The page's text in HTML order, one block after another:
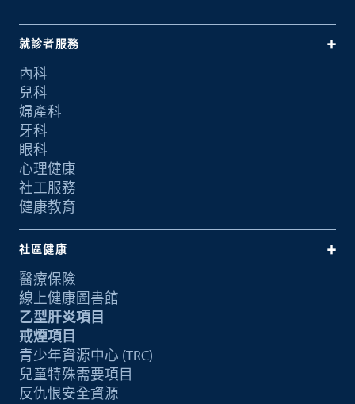
就診者服務
內科
兒科
婦產科
牙科
眼科
心理健康
社工服務
健康教育
社區健康
醫療保險
線上健康圖書館
乙型肝炎項目
戒煙項目
青少年資源中心 (TRC)
兒童特殊需要項目
反仇恨安全資源